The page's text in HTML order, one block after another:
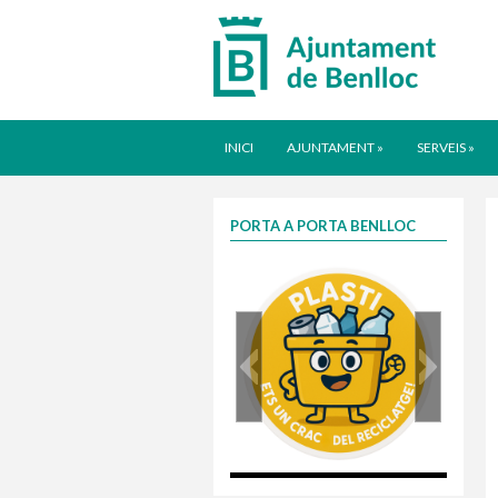
INICI AJUNTAMENT » SERVEIS »
PORTA A PORTA BENLLOC